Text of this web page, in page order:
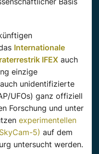
Internationale
IFEX auch
einzige
unidentifizierte
UFOs) ganz offiziell
Forschung und unter
experimentellen
5) auf dem
untersucht werden.